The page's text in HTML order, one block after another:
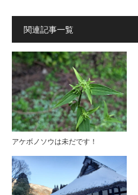
関連記事一覧
アケボノソウは未だです！